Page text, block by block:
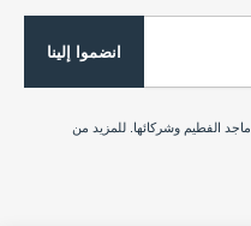
انضموا إلينا
الفطيم وشركائها. للمزيد من